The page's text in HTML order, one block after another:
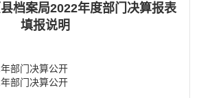
档案局2022年度部门决算报表
填报说明
部门决算公开
部门决算公开